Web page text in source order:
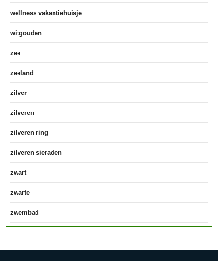
wellness vakantiehuisje
witgouden
zee
zeeland
zilver
zilveren
zilveren ring
zilveren sieraden
zwart
zwarte
zwembad